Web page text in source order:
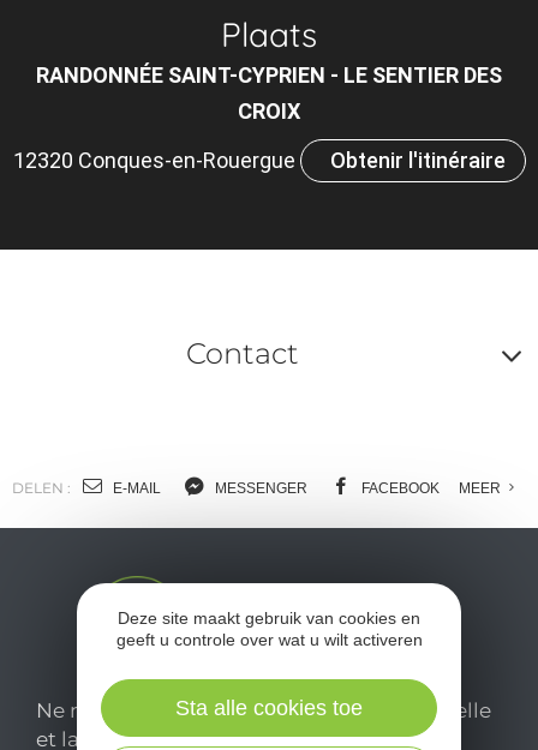
et
Plaats
RANDONNÉE SAINT-CYPRIEN - LE SENTIER DES
CROIX
12320 Conques-en-Rouergue
Obtenir l'itinéraire
Contact
DELEN : E-MAIL MESSENGER FACEBOOK MEER
Ne manquez pas notre newsletter mensuelle
et laissez-vous inspirer pour profiter
Deze site maakt gebruik van cookies en
geeft u controle over wat u wilt activeren
Sta alle cookies toe